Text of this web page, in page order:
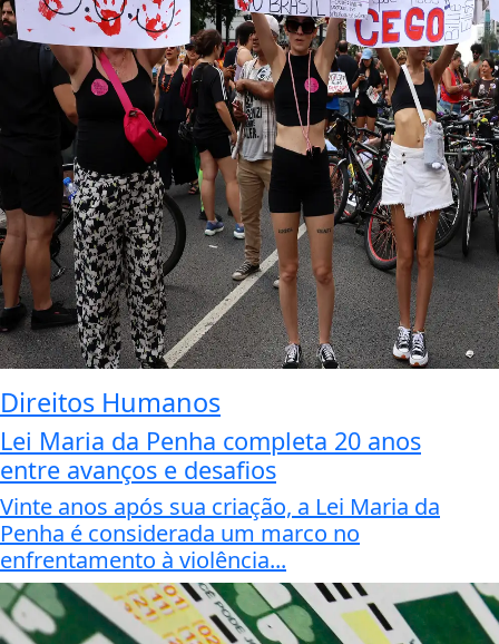
Direitos Humanos
Lei Maria da Penha completa 20 anos
entre avanços e desafios
Vinte anos após sua criação, a Lei Maria da
Penha é considerada um marco no
enfrentamento à violência...